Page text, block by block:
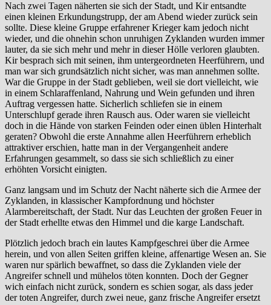
Nach zwei Tagen näherten sie sich der Stadt, und Kir entsandte
einen kleinen Erkundungstrupp, der am Abend wieder zurück sein
sollte. Diese kleine Gruppe erfahrener Krieger kam jedoch nicht
wieder, und die ohnehin schon unruhigen Zyklanden wurden immer
lauter, da sie sich mehr und mehr in dieser Hölle verloren glaubten.
Kir besprach sich mit seinen, ihm untergeordneten Heerführern, und
man war sich grundsätzlich nicht sicher, was man annehmen sollte.
War die Gruppe in der Stadt geblieben, weil sie dort vielleicht, wie
in einem Schlaraffenland, Nahrung und Wein gefunden und ihren
Auftrag vergessen hatte. Sicherlich schliefen sie in einem
Unterschlupf gerade ihren Rausch aus. Oder waren sie vielleicht
doch in die Hände von starken Feinden oder einen üblen Hinterhalt
geraten? Obwohl die erste Annahme allen Heerführern erheblich
attraktiver erschien, hatte man in der Vergangenheit andere
Erfahrungen gesammelt, so dass sie sich schließlich zu einer
erhöhten Vorsicht einigten.
Ganz langsam und im Schutz der Nacht näherte sich die Armee der
Zyklanden, in klassischer Kampfordnung und höchster
Alarmbereitschaft, der Stadt. Nur das Leuchten der großen Feuer in
der Stadt erhellte etwas den Himmel und die karge Landschaft.
Plötzlich jedoch brach ein lautes Kampfgeschrei über die Armee
herein, und von allen Seiten griffen kleine, affenartige Wesen an. Sie
waren nur spärlich bewaffnet, so dass die Zyklanden viele der
Angreifer schnell und mühelos töten konnten. Doch der Gegner
wich einfach nicht zurück, sondern es schien sogar, als dass jeder
der toten Angreifer, durch zwei neue, ganz frische Angreifer ersetzt